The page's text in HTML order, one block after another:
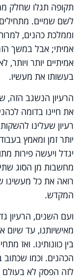
תקופה תגלו שחלק
לשם שמיים.
וממלכת כהנים,
אמיתי; אבל במשך
אמיתיים יותר
בעשותו את מעשיו.
הרעיון הנשגב הזה,
את חיינו בדומה
רעיון שעלינו
יותר זמן ומאמץ
יגדל ויעשה פירות
מחשבות מן הסוג
רואה את כל מעשינו
המקדש.
ועם השנים, הרעיון
מאישיותנו, עד
בין כוונותינו. ואז
הכהנים. וכמו שכתוב
לזה הפסק לא